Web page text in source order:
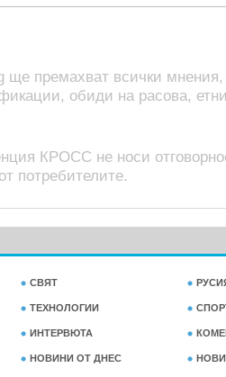
ще премахват всички
обиди на расова,
КРОСС не носи
потребителите.
СВЯТ
ТЕХНОЛОГИИ
ИНТЕРВЮТА
НОВИНИ ОТ ДНЕС